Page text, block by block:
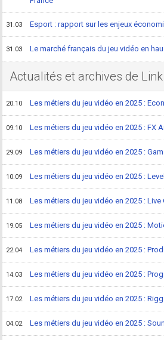
31.03 Esport : rapport sur les enjeux
31.03 Le marché français du jeu vidéo en
Actualités et archives de
20.10 Les métiers du jeu vidéo en 2025 :
09.10 Les métiers du jeu vidéo en 2025 : FX
29.09 Les métiers du jeu vidéo en 2025 :
10.09 Les métiers du jeu vidéo en 2025 :
11.08 Les métiers du jeu vidéo en 2025 :
19.05 Les métiers du jeu vidéo en 2025 :
22.04 Les métiers du jeu vidéo en 2025 :
14.03 Les métiers du jeu vidéo en 2025 :
17.02 Les métiers du jeu vidéo en 2025 :
04.02 Les métiers du jeu vidéo en 2025 :